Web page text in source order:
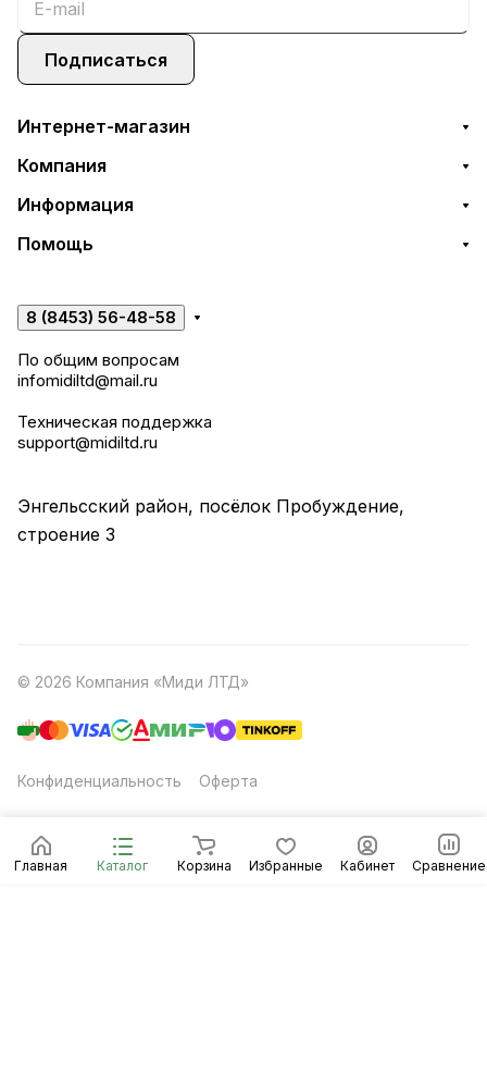
Главная Каталог Корзина Избранные Кабинет Сравнение
Подписаться
Интернет-магазин
Компания
Информация
Помощь
8 (8453) 56-48-58
По общим вопросам
infomidiltd@mail.ru
Техническая поддержка
support@midiltd.ru
Энгельсский район, посёлок Пробуждение,
строение 3
© 2026 Компания «Миди ЛТД»
Конфиденциальность Оферта